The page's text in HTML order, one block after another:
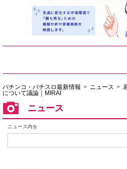
パチンコ・パチスロ最新情報 ニュース
について議論｜MIRAI
ニュース
ニュース内を